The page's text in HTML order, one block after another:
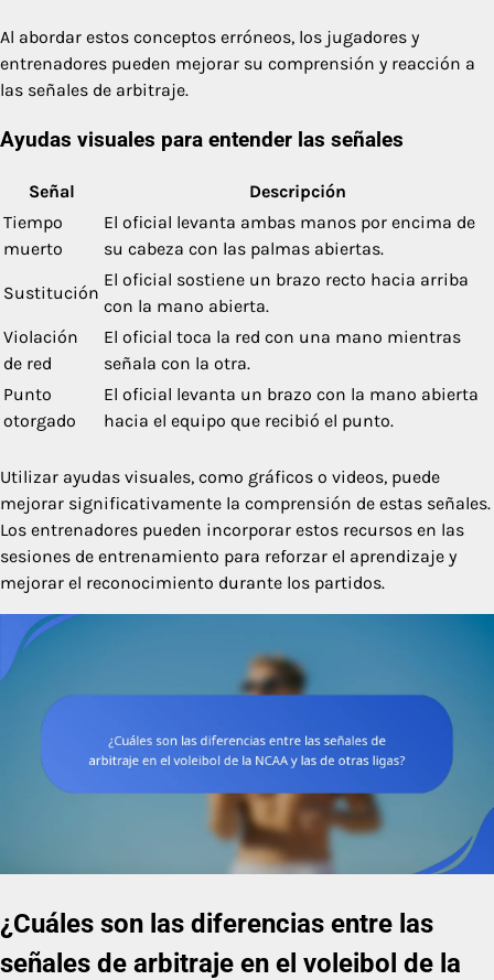
Al abordar estos conceptos erróneos, los jugadores y
entrenadores pueden mejorar su comprensión y reacción a
las señales de arbitraje.
Ayudas visuales para entender las señales
Señal
Descripción
Tiempo
muerto
El oficial levanta ambas manos por encima de
su cabeza con las palmas abiertas.
Sustitución
El oficial sostiene un brazo recto hacia arriba
con la mano abierta.
Violación
de red
El oficial toca la red con una mano mientras
señala con la otra.
Punto
otorgado
El oficial levanta un brazo con la mano abierta
hacia el equipo que recibió el punto.
Utilizar ayudas visuales, como gráficos o videos, puede
mejorar significativamente la comprensión de estas señales.
Los entrenadores pueden incorporar estos recursos en las
sesiones de entrenamiento para reforzar el aprendizaje y
mejorar el reconocimiento durante los partidos.
¿Cuáles son las diferencias entre las
señales de arbitraje en el voleibol de la